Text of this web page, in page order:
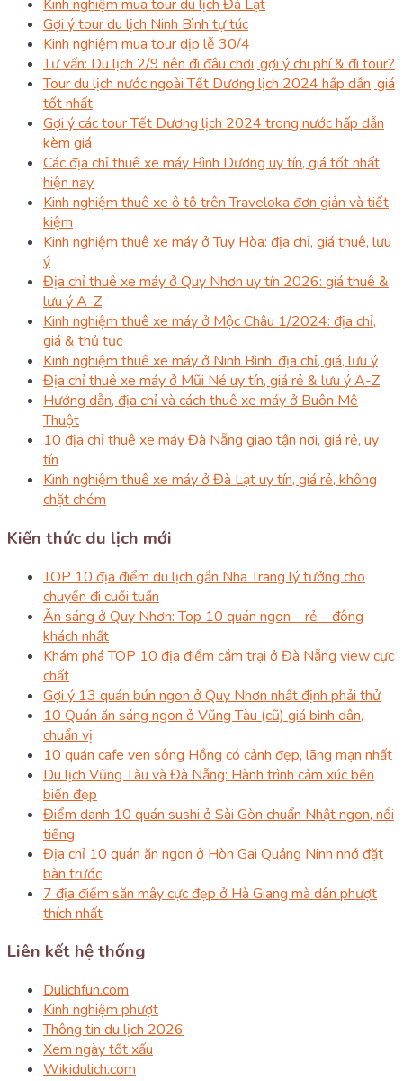
Kinh nghiệm mua tour du lịch Đà Lạt
Gợi ý tour du lịch Ninh Bình tự túc
Kinh nghiệm mua tour dịp lễ 30/4
Tư vấn: Du lịch 2/9 nên đi đâu chơi, gợi ý chi phí & đi tour?
Tour du lịch nước ngoài Tết Dương lịch 2024 hấp dẫn, giá
tốt nhất
Gợi ý các tour Tết Dương lịch 2024 trong nước hấp dẫn
kèm giá
Các địa chỉ thuê xe máy Bình Dương uy tín, giá tốt nhất
hiện nay
Kinh nghiệm thuê xe ô tô trên Traveloka đơn giản và tiết
kiệm
Kinh nghiệm thuê xe máy ở Tuy Hòa: địa chỉ, giá thuê, lưu
ý
Địa chỉ thuê xe máy ở Quy Nhơn uy tín 2026: giá thuê &
lưu ý A-Z
Kinh nghiệm thuê xe máy ở Mộc Châu 1/2024: địa chỉ,
giá & thủ tục
Kinh nghiệm thuê xe máy ở Ninh Bình: địa chỉ, giá, lưu ý
Địa chỉ thuê xe máy ở Mũi Né uy tín, giá rẻ & lưu ý A-Z
Hướng dẫn, địa chỉ và cách thuê xe máy ở Buôn Mê
Thuột
10 địa chỉ thuê xe máy Đà Nẵng giao tận nơi, giá rẻ, uy
tín
Kinh nghiệm thuê xe máy ở Đà Lạt uy tín, giá rẻ, không
chặt chém
Kiến thức du lịch mới
TOP 10 địa điểm du lịch gần Nha Trang lý tưởng cho
chuyến đi cuối tuần
Ăn sáng ở Quy Nhơn: Top 10 quán ngon – rẻ – đông
khách nhất
Khám phá TOP 10 địa điểm cắm trại ở Đà Nẵng view cực
chất
Gợi ý 13 quán bún ngon ở Quy Nhơn nhất định phải thử
10 Quán ăn sáng ngon ở Vũng Tàu (cũ) giá bình dân,
chuẩn vị
10 quán cafe ven sông Hồng có cảnh đẹp, lãng mạn nhất
Du lịch Vũng Tàu và Đà Nẵng: Hành trình cảm xúc bên
biển đẹp
Điểm danh 10 quán sushi ở Sài Gòn chuẩn Nhật ngon, nổi
tiếng
Địa chỉ 10 quán ăn ngon ở Hòn Gai Quảng Ninh nhớ đặt
bàn trước
7 địa điểm săn mây cực đẹp ở Hà Giang mà dân phượt
thích nhất
Liên kết hệ thống
Dulichfun.com
Kinh nghiệm phượt
Thông tin du lịch 2026
Xem ngày tốt xấu
Wikidulich.com